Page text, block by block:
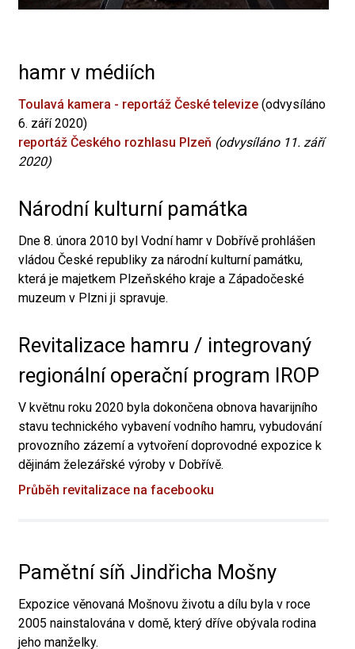
hamr v médiích
Toulavá kamera - reportáž České televize (odvysíláno
6. září 2020)
reportáž Českého rozhlasu Plzeň (odvysíláno 11. září
2020)
Národní kulturní památka
Dne 8. února 2010 byl Vodní hamr v Dobřívě prohlášen
vládou České republiky za národní kulturní památku,
která je majetkem Plzeňského kraje a Západočeské
muzeum v Plzni ji spravuje.
Revitalizace hamru / integrovaný
regionální operační program IROP
V květnu roku 2020 byla dokončena obnova havarijního
stavu technického vybavení vodního hamru, vybudování
provozního zázemí a vytvoření doprovodné expozice k
dějinám železářské výroby v Dobřívě.
Průběh revitalizace na facebooku
Pamětní síň Jindřicha Mošny
Expozice věnovaná Mošnovu životu a dílu byla v roce
2005 nainstalována v domě, který dříve obývala rodina
jeho manželky.